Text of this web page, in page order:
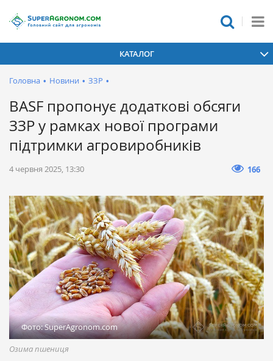
КАТАЛОГ
Головна • Новини • ЗЗР •
BASF пропонує додаткові обсяги
ЗЗР у рамках нової програми
підтримки агровиробників
4 червня 2025, 13:30 166
Фото: SuperAgronom.com
Озима пшениця